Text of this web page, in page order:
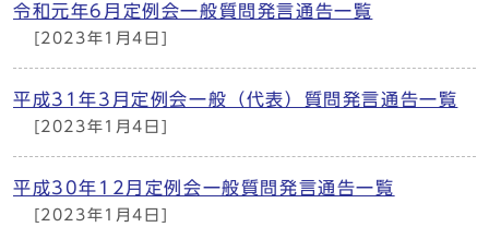
令和元年6月定例会一般質問発言通告一覧
[2023年1月4日]
平成31年3月定例会一般（代表）質問発言通告一覧
[2023年1月4日]
平成30年12月定例会一般質問発言通告一覧
[2023年1月4日]